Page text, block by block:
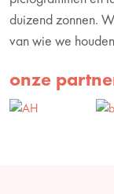
duizend zonnen.
van wie we
onze